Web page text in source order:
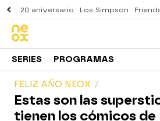
20 aniversario Los Simpson
SERIES PROGRAMAS
FELIZ AÑO NEOX
Estas son las
tienen los cómicos de